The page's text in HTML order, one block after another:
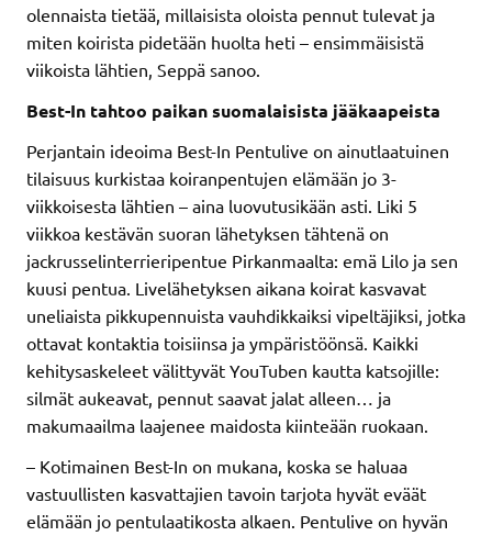
olennaista tietää, millaisista oloista pennut tulevat ja
miten koirista pidetään huolta heti – ensimmäisistä
viikoista lähtien, Seppä sanoo.
Best-In tahtoo paikan suomalaisista jääkaapeista
Perjantain ideoima Best-In Pentulive on ainutlaatuinen
tilaisuus kurkistaa koiranpentujen elämään jo 3-
viikkoisesta lähtien – aina luovutusikään asti. Liki 5
viikkoa kestävän suoran lähetyksen tähtenä on
jackrusselinterrieripentue Pirkanmaalta: emä Lilo ja sen
kuusi pentua. Livelähetyksen aikana koirat kasvavat
uneliaista pikkupennuista vauhdikkaiksi vipeltäjiksi, jotka
ottavat kontaktia toisiinsa ja ympäristöönsä. Kaikki
kehitysaskeleet välittyvät YouTuben kautta katsojille:
silmät aukeavat, pennut saavat jalat alleen… ja
makumaailma laajenee maidosta kiinteään ruokaan.
– Kotimainen Best-In on mukana, koska se haluaa
vastuullisten kasvattajien tavoin tarjota hyvät eväät
elämään jo pentulaatikosta alkaen. Pentulive on hyvän